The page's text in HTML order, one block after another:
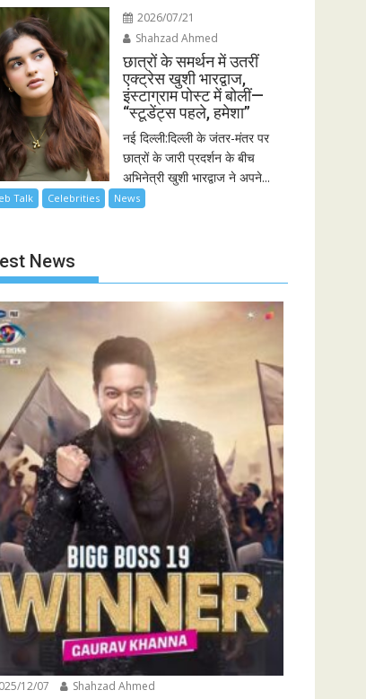
2026/07/21
Shahzad Ahmed
छात्रों के समर्थन में उतरीं
एक्ट्रेस खुशी भारद्वाज,
इंस्टाग्राम पोस्ट में बोलीं—
“स्टूडेंट्स पहले, हमेशा”
नई दिल्ली:दिल्ली के जंतर-मंतर पर
छात्रों के जारी प्रदर्शन के बीच
अभिनेत्री खुशी भारद्वाज ने अपने...
Talk Celebrities News
News
12/07 Shahzad Ahmed